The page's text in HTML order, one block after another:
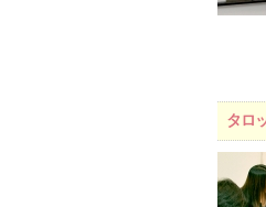
タロ